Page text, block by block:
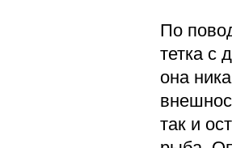
По
тетка с
она
так и